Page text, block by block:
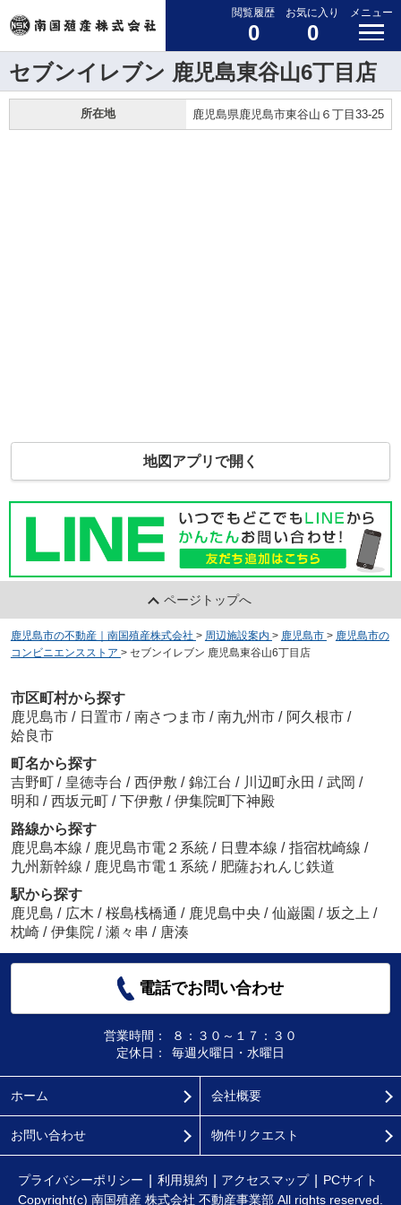
閲覧履歴
0
お気に入り
0
メニュー
セブンイレブン 鹿児島東谷山6丁目店
所在地 鹿児島県鹿児島市東谷山６丁目33-25
地図アプリで開く
ページトップへ
鹿児島市の不動産｜南国殖産株式会社 > 周辺施設案内 > 鹿児島市 > 鹿児島市の
コンビニエンスストア > セブンイレブン 鹿児島東谷山6丁目店
市区町村から探す
鹿児島市 / 日置市 / 南さつま市 / 南九州市 / 阿久根市 /
姶良市
町名から探す
吉野町 / 皇徳寺台 / 西伊敷 / 錦江台 / 川辺町永田 / 武岡 /
明和 / 西坂元町 / 下伊敷 / 伊集院町下神殿
路線から探す
鹿児島本線 / 鹿児島市電２系統 / 日豊本線 / 指宿枕崎線 /
九州新幹線 / 鹿児島市電１系統 / 肥薩おれんじ鉄道
駅から探す
鹿児島 / 広木 / 桜島桟橋通 / 鹿児島中央 / 仙巌園 / 坂之上 /
枕崎 / 伊集院 / 瀬々串 / 唐湊
電話でお問い合わせ
営業時間：
８：３０～１７：３０
定休日：
毎週火曜日・水曜日
ホーム 会社概要
お問い合わせ 物件リクエスト
プライバシーポリシー 利用規約 アクセスマップ
PCサイト
Copyright(c) 南国殖産 株式会社 不動産事業部 All rights reserved.